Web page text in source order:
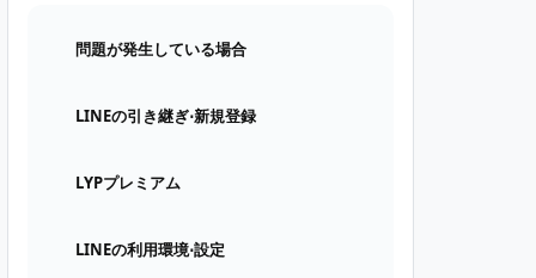
問題が発生している場合
LINEの引き継ぎ⋅新規登録
LYPプレミアム
LINEの利用環境⋅設定